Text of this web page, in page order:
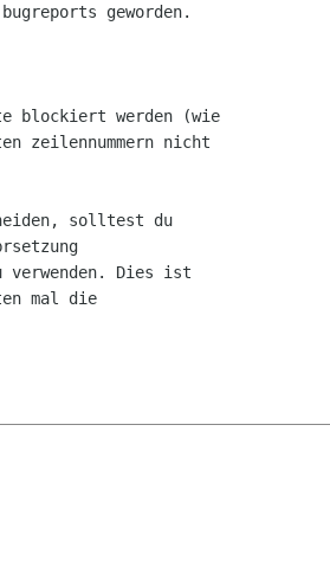
geworden.
blockiert werden (wie
zeilennummern nicht
solltest du
verwenden. Dies ist
mal die